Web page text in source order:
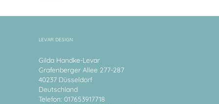
LEVAR DESIGN
Gilda Handke-Levar
Grafenberger Allee 277-287
40237 Düsseldorf
Deutschland
Telefon: 017653917718